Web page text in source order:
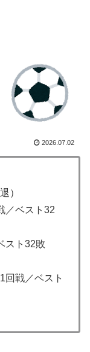
保一監督、退任
は入れていま
海外の反応】
キング」2位は
較したらどっち
分からない外国
風物詩に海外が
イミング悪すぎ
較したらどっち
2026.07.02
）
／ベスト32
スト32敗
回戦／ベスト